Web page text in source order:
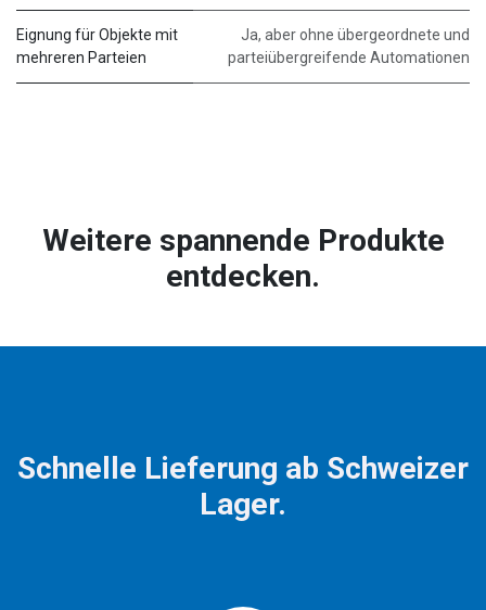
Eignung für Objekte mit
mehreren Parteien
Ja, aber ohne übergeordnete und
parteiübergreifende Automationen
Weitere spannende Produkte
entdecken.
Schnelle Lieferung ab Schweizer
Lager.